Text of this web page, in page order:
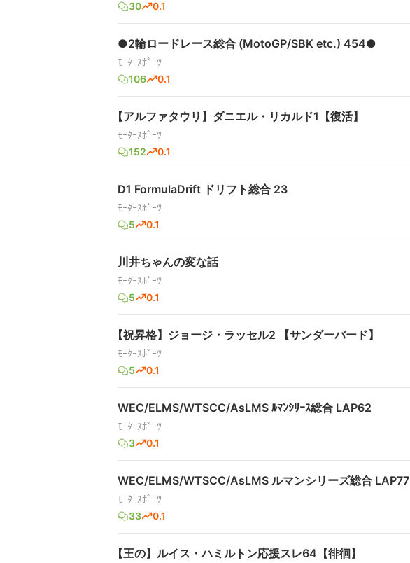
30
0.1
●2輪ロードレース総合 (MotoGP/SBK etc.) 454●
ﾓｰﾀｰｽﾎﾟｰﾂ
106
0.1
【アルファタウリ】ダニエル・リカルド1【復活】
ﾓｰﾀｰｽﾎﾟｰﾂ
152
0.1
D1 FormulaDrift ドリフト総合 23
ﾓｰﾀｰｽﾎﾟｰﾂ
5
0.1
川井ちゃんの変な話
ﾓｰﾀｰｽﾎﾟｰﾂ
5
0.1
【祝昇格】ジョージ・ラッセル2 【サンダーバード】
ﾓｰﾀｰｽﾎﾟｰﾂ
5
0.1
WEC/ELMS/WTSCC/AsLMS ﾙﾏﾝｼﾘｰｽ総合 LAP62
ﾓｰﾀｰｽﾎﾟｰﾂ
3
0.1
WEC/ELMS/WTSCC/AsLMS ルマンシリーズ総合 LAP77
ﾓｰﾀｰｽﾎﾟｰﾂ
33
0.1
【王の】ルイス・ハミルトン応援スレ64【徘徊】